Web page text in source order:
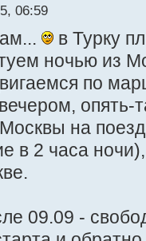
06:59
в Турку
ночью из
по
опять-
на
в 2 часа
09.09 -